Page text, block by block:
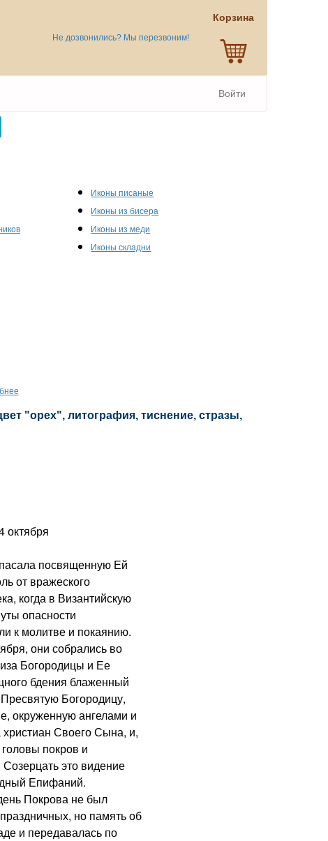
Не дозвонились? Мы перезвоним!
Корзина
Войти
Иконы писаные
Иконы из бисера
Иконы из меди
Иконы складни
"орех", литография, тиснение, стразы,
октября
посвященную Ей
от вражеского
когда в Византийскую
опасности
к молитве и покаянию.
они собрались во
Богородицы и Ее
бдения блаженный
Богородицу,
окруженную ангелами и
Своего Сына, и,
покров и
это видение
Епифаний.
Покрова не был
но память об
и передавалась по